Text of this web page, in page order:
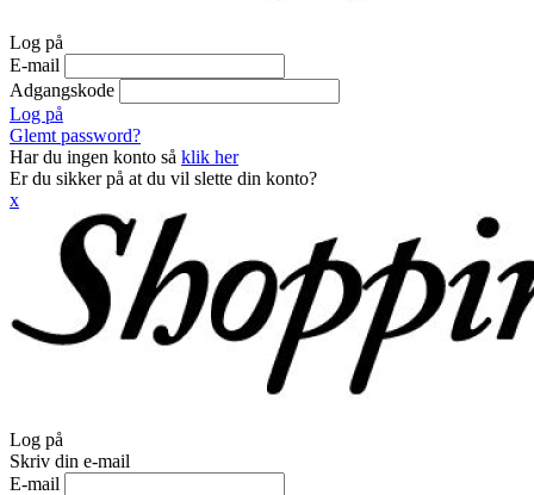
Log på
E-mail
Adgangskode
Log på
Glemt password?
Har du ingen konto så klik her
Er du sikker på at du vil slette din konto?
x
Log på
Skriv din e-mail
E-mail